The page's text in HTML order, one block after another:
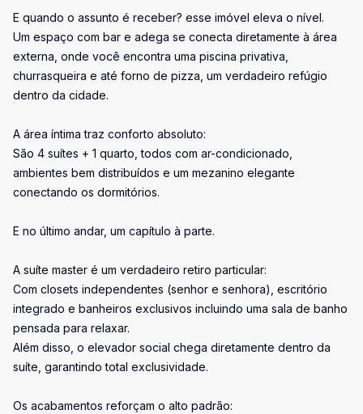
E quando o assunto é receber? esse imóvel eleva o nível.
Um espaço com bar e adega se conecta diretamente à área
externa, onde você encontra uma piscina privativa,
churrasqueira e até forno de pizza, um verdadeiro refúgio
dentro da cidade.
A área íntima traz conforto absoluto:
São 4 suítes + 1 quarto, todos com ar-condicionado,
ambientes bem distribuídos e um mezanino elegante
conectando os dormitórios.
E no último andar, um capítulo à parte.
A suíte master é um verdadeiro retiro particular:
Com closets independentes (senhor e senhora), escritório
integrado e banheiros exclusivos incluindo uma sala de banho
pensada para relaxar.
Além disso, o elevador social chega diretamente dentro da
suíte, garantindo total exclusividade.
Os acabamentos reforçam o alto padrão: